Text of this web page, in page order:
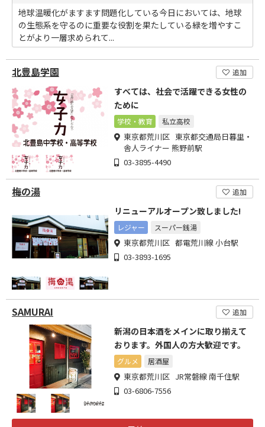
地球温暖化がますます問題化している今日においては、地球
の生態系を守るのに重要な役割を果たしている緑を増やすこ
とがより一層求められて...
北豊島学園 追加
すべては、社会で活躍できる女性の
ために
学校・教育 私立高校
東京都荒川区 東京都交通局日暮里・
舎人ライナー 熊野前駅
03-3895-4490
梅の湯 追加
リニューアルオープン致しました!
レジャー スーパー銭湯
東京都荒川区 都電荒川線 小台駅
03-3893-1695
SAMURAI 追加
新潟の日本酒をメインに取り揃えて
おります。外国人の方大歓迎です。
グルメ 居酒屋
東京都荒川区 JR常磐線 南千住駅
03-6806-7556